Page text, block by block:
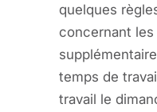
quelques
concernant les
temps de
travail le